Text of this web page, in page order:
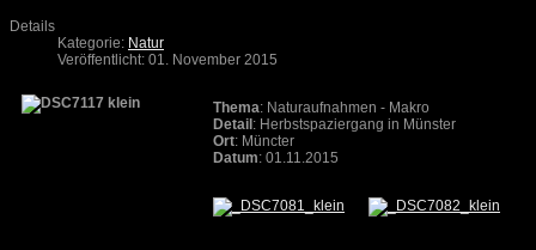
Details
Kategorie: Natur
Veröffentlicht: 01. November 2015
Thema: Naturaufnahmen - Makro
Detail : Herbstspaziergang in Münster
Ort: Müncter
Datum: 01.11.2015